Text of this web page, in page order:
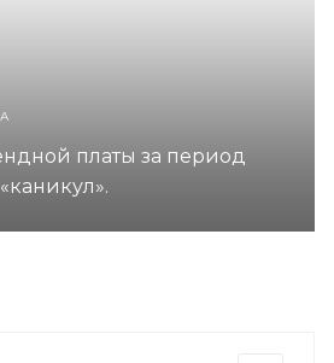
платы за период